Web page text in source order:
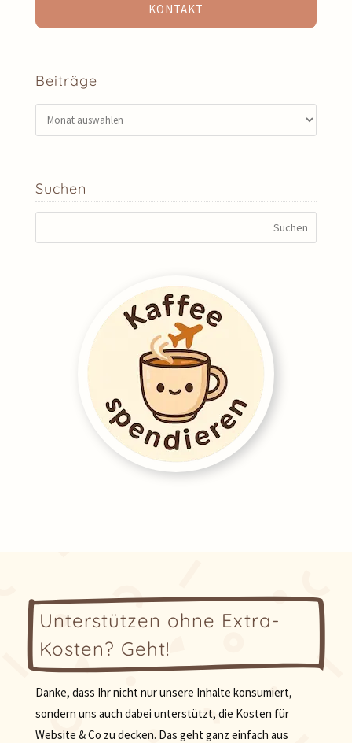
KONTAKT
Beiträge
Beiträge
Suchen
Unterstützen ohne Extra-
Kosten? Geht!
Danke, dass Ihr nicht nur unsere Inhalte konsumiert,
sondern uns auch dabei unterstützt, die Kosten für
Website & Co zu decken. Das geht ganz einfach aus